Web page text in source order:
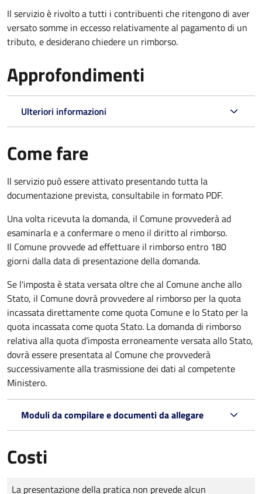
Il servizio è rivolto a tutti i contribuenti che ritengono di aver
versato somme in eccesso relativamente al pagamento di un
tributo, e desiderano chiedere un rimborso.
Approfondimenti
Ulteriori informazioni
Come fare
Il servizio può essere attivato presentando tutta la
documentazione prevista, consultabile in formato PDF.
Una volta ricevuta la domanda, il Comune provvederà ad
esaminarla e a confermare o meno il diritto al rimborso.
Il Comune provvede ad effettuare il rimborso entro 180
giorni dalla data di presentazione della domanda.
Se l'imposta è stata versata oltre che al Comune anche allo
Stato, il Comune dovrà provvedere al rimborso per la quota
incassata direttamente come quota Comune e lo Stato per la
quota incassata come quota Stato. La domanda di rimborso
relativa alla quota d’imposta erroneamente versata allo Stato,
dovrà essere presentata al Comune che provvederà
successivamente alla trasmissione dei dati al competente
Ministero.
Moduli da compilare e documenti da allegare
Costi
Tipo di pagamento
Importo
La presentazione della pratica non prevede alcun